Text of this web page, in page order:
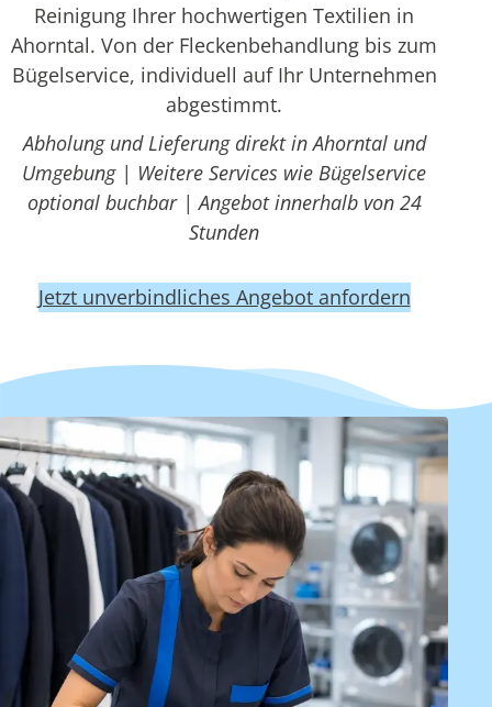
Reinigung Ihrer hochwertigen Textilien in
Ahorntal. Von der Fleckenbehandlung bis zum
Bügelservice, individuell auf Ihr Unternehmen
abgestimmt.
Abholung und Lieferung direkt in Ahorntal und
Umgebung | Weitere Services wie Bügelservice
optional buchbar | Angebot innerhalb von 24
Stunden
Jetzt unverbindliches Angebot anfordern